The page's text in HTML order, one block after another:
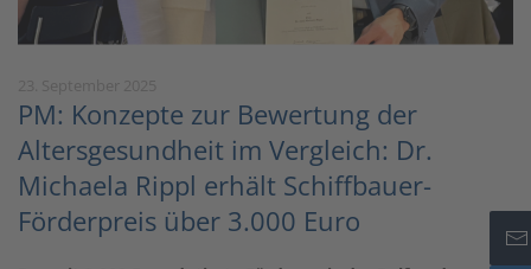
PM: Konzepte zur Bewertung der
Altersgesundheit im Vergleich: Dr.
Michaela Rippl erhält Schiffbauer-
Förderpreis über 3.000 Euro